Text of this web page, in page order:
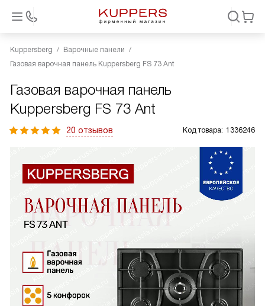
Kuppersberg
Варочные панели
Газовая варочная панель Kuppersberg FS 73 Ant
Газовая варочная панель
Kuppersberg FS 73 Ant
20 отзывов Код товара: 1336246